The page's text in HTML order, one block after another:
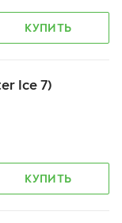
КУПИТЬ
Ice 7)
КУПИТЬ